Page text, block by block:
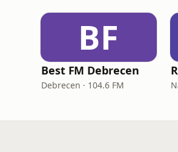
BF
Best FM Debrecen
Debrecen · 104.6 FM